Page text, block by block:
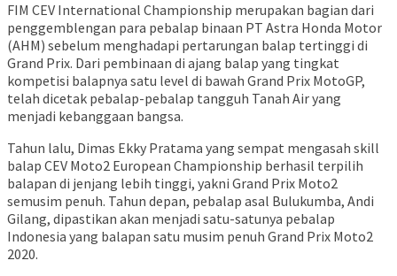
FIM CEV International Championship merupakan bagian dari
penggemblengan para pebalap binaan PT Astra Honda Motor
(AHM) sebelum menghadapi pertarungan balap tertinggi di
Grand Prix. Dari pembinaan di ajang balap yang tingkat
kompetisi balapnya satu level di bawah Grand Prix MotoGP,
telah dicetak pebalap-pebalap tangguh Tanah Air yang
menjadi kebanggaan bangsa.
Tahun lalu, Dimas Ekky Pratama yang sempat mengasah skill
balap CEV Moto2 European Championship berhasil terpilih
balapan di jenjang lebih tinggi, yakni Grand Prix Moto2
semusim penuh. Tahun depan, pebalap asal Bulukumba, Andi
Gilang, dipastikan akan menjadi satu-satunya pebalap
Indonesia yang balapan satu musim penuh Grand Prix Moto2
2020.